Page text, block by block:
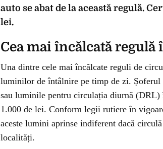
auto se abat de la această regulă.
lei.
Cea mai încălcată regulă
Una dintre cele mai încălcate reguli de
luminilor de întâlnire pe timp de zi.
sau luminile pentru circulația diurnă
1.000 de lei. Conform legii rutiere în
aceste lumini aprinse indiferent dacă
localități.